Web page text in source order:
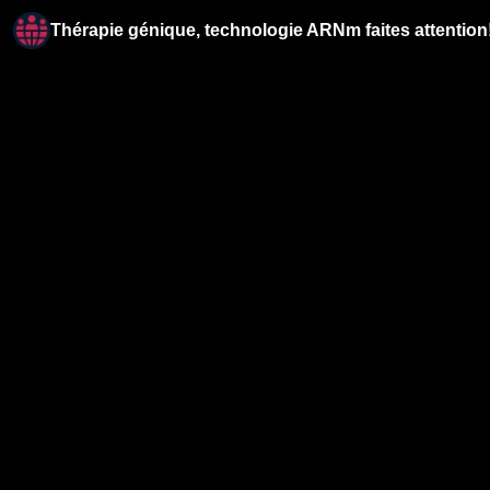
Thérapie génique, technologie ARNm faites